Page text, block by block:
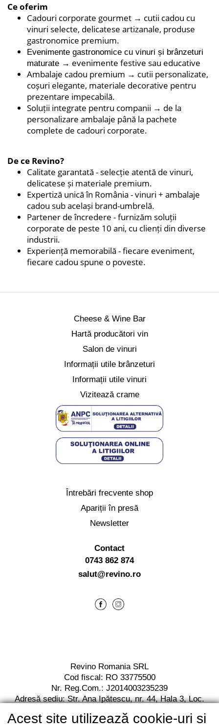
Ce oferim
Cadouri corporate gourmet → cutii cadou cu
vinuri selecte, delicatese artizanale, produse
gastronomice premium.
Evenimente gastronomice cu vinuri și brânzeturi
maturate → evenimente festive sau educative
Ambalaje cadou premium → cutii personalizate,
coșuri elegante, materiale decorative pentru
prezentare impecabilă.
Soluții integrate pentru companii → de la
personalizare ambalaje până la pachete
complete de cadouri corporate.
De ce Revino?
Calitate garantată - selecție atentă de vinuri,
delicatese și materiale premium.
Expertiză unică în România - vinuri + ambalaje
cadou sub același brand-umbrelă.
Partener de încredere - furnizăm soluții
corporate de peste 10 ani, cu clienți din diverse
industrii.
Experiență memorabilă - fiecare eveniment,
fiecare cadou spune o poveste.
Cheese & Wine Bar
Hartă producători vin
Salon de vinuri
Informații utile brânzeturi
Informații utile vinuri
Vizitează crame
Întrebări frecvente shop
Apariții în presă
Newsletter
Contact
0743 862 874
salut@revino.ro
Revino Romania SRL
Cod fiscal: RO 33775500
Nr. Reg.Com.: J2014003235239
Adresă sediu: Str. Ana Ipătescu,nr. 44, Hala 3,Loc.
RO13 BACX 0000 0010 7112 2001
Acest site utilizează cookie-uri si